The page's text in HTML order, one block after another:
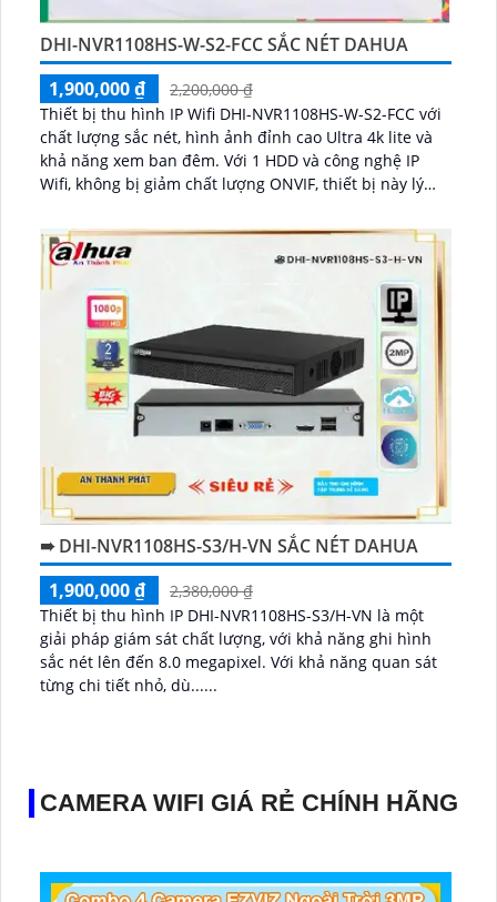
DHI-NVR1108HS-W-S2-FCC SẮC NÉT DAHUA
1,900,000 ₫
2,200,000 ₫
Thiết bị thu hình IP Wifi DHI-NVR1108HS-W-S2-FCC với
chất lượng sắc nét, hình ảnh đỉnh cao Ultra 4k lite và
khả năng xem ban đêm. Với 1 HDD và công nghệ IP
Wifi, không bị giảm chất lượng ONVIF, thiết bị này lý
➠ DHI-NVR1108HS-S3/H-VN SẮC NÉT DAHUA
1,900,000 ₫
2,380,000 ₫
Thiết bị thu hình IP DHI-NVR1108HS-S3/H-VN là một
giải pháp giám sát chất lượng, với khả năng ghi hình
sắc nét lên đến 8.0 megapixel. Với khả năng quan sát
từng chi tiết nhỏ, dù......
CAMERA WIFI GIÁ RẺ CHÍNH HÃNG